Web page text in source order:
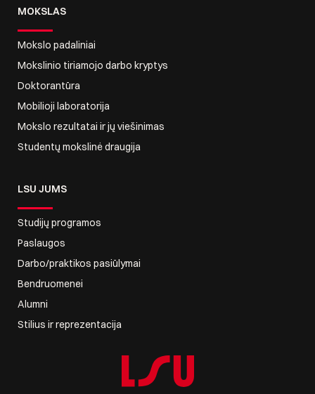
MOKSLAS
Mokslo padaliniai
Mokslinio tiriamojo darbo kryptys
Doktorantūra
Mobilioji laboratorija
Mokslo rezultatai ir jų viešinimas
Studentų mokslinė draugija
LSU JUMS
Studijų programos
Paslaugos
Darbo/praktikos pasiūlymai
Bendruomenei
Alumni
Stilius ir reprezentacija